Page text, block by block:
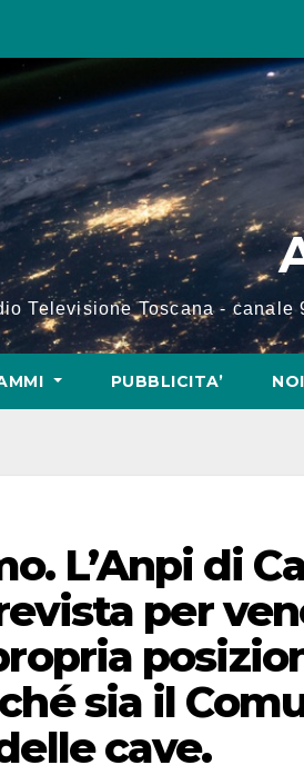
Televisione Toscana - canale
PUBBLICITA’ NOI
L’Anpi di
per
sia il
cave.